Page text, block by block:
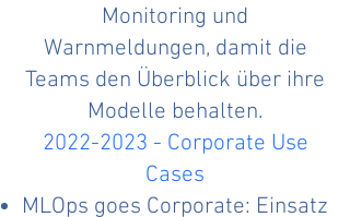
Monitoring und
Warnmeldungen, damit die
Teams den Überblick über ihre
Modelle behalten.
2022-2023 - Corporate Use
Cases
MLOps goes Corporate: Einsatz